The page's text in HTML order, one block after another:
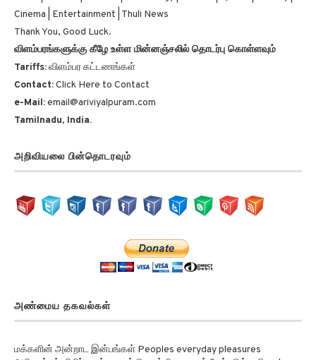
Cinema | Entertainment | Thuli News
Thank You, Good Luck.
விளம்பரங்களுக்கு கீழே உள்ள மின்னஞ்சலில் தொடர்பு கொள்ளவும்
Tariffs:விளம்பர கட்டணங்கள்
Contact:Click Here to Contact
e-Mail:email@ariviyalpuram.com
Tamilnadu, India.
அறிவியலை பின்தொடரவும்
அண்மைய தகவல்கள்
மக்களின் அன்றாட இன்பங்கள் Peoples everyday pleasures